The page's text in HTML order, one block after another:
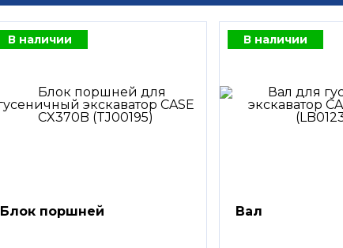
В наличии
Блок поршней
В наличии
Вал